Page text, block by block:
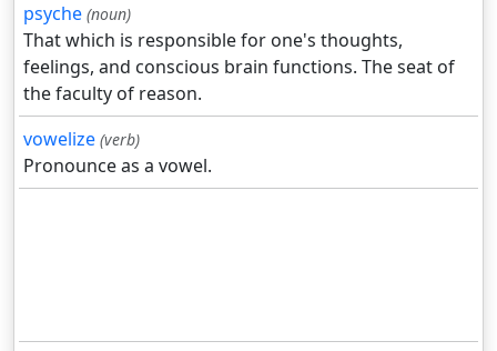
psyche (noun)
That which is responsible for one's thoughts,
feelings, and conscious brain functions. The seat of
the faculty of reason.
vowelize (verb)
Pronounce as a vowel.